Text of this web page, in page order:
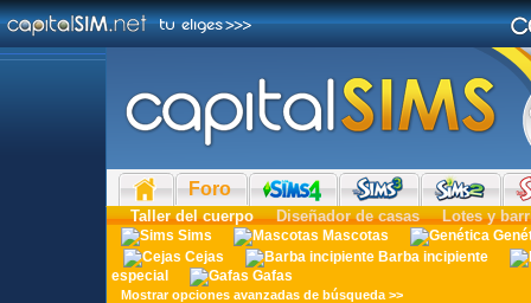
Foro
Taller del cuerpo Diseñador de casas Lotes y
Sims Mascotas
Cejas
Barba incipiente
especial
Gafas
Mostrar opciones avanzadas de búsqueda >>